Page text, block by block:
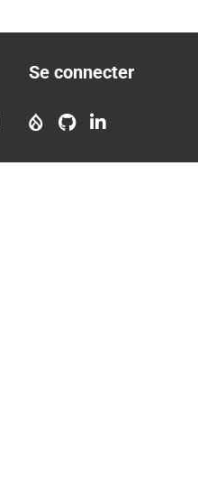
account
Se connecter